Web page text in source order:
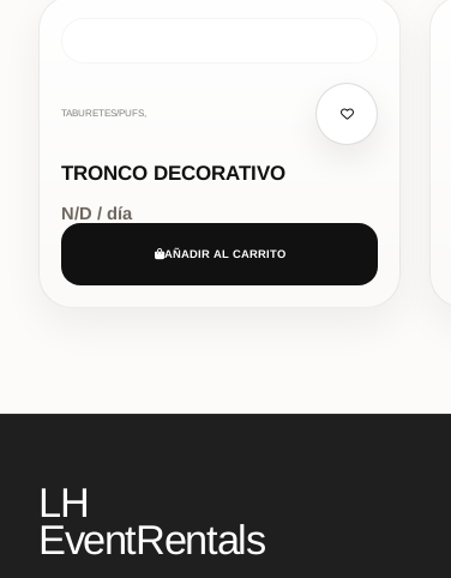
TABURETES/PUFS,
TRONCO DECORATIVO
N/D / día
AÑADIR AL CARRITO
LH
EventRentals